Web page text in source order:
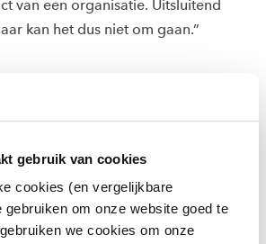
gebruik van cookies
cookies (en vergelijkbare
gebruiken om onze website goed te
we cookies om onze
van een organisatie. Uitsluitend
kan het dus niet om gaan.”
AAN DEZE CURSUS
Meervoudige Waardecreatie van
iedereen die bij de HAN werkt.
is, of je nu docent bent, ICT’er,